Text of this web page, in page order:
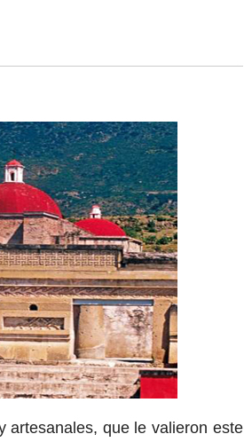
artesanales, que le valieron este